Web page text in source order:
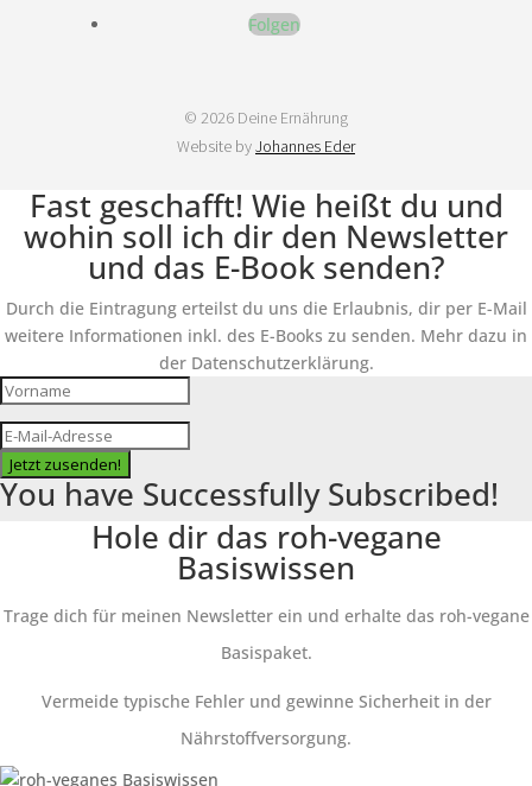
Folgen
© 2026 Deine Ernährung
Website byJohannes Eder
Fast geschafft! Wie heißt du und
wohin soll ich dir den Newsletter
und das E-Book senden?
Durch die Eintragung erteilst du uns die Erlaubnis, dir per E-Mail
weitere Informationen inkl. des E-Books zu senden. Mehr dazu in
der Datenschutzerklärung.
Jetzt zusenden!
You have Successfully Subscribed!
Hole dir das roh-vegane
Basiswissen
Trage dich für meinen Newsletter ein und erhalte das roh-vegane
Basispaket.
Vermeide typische Fehler und gewinne Sicherheit in der
Nährstoffversorgung.